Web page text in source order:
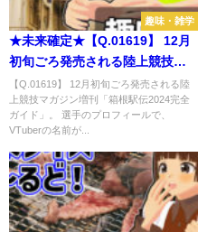
趣味・雑学
★未来確定★【Q.01619】 12月
初旬ごろ発売される陸上競技マ
ガジン増刊「箱根駅伝2024完全
ガイド」。 選手のプロフィール
で、VTuberの名前が書かれてい
【Q.01619】 12月初旬ごろ発売される陸
上競技マガジン増刊「箱根駅伝2024完全
ガイド」。 選手のプロフィールで、
VTuberの名前が...